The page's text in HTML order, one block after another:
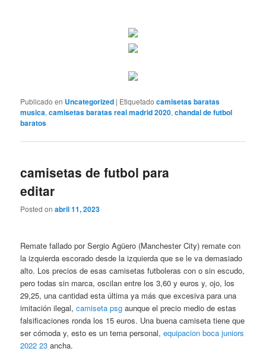
Publicado en Uncategorized | Etiquetado camisetas baratas
musica,camisetas baratas real madrid 2020,chandal de futbol
baratos
camisetas de futbol para
editar
Posted onabril 11, 2023
Remate fallado por Sergio Agüero (Manchester City) remate con
la izquierda escorado desde la izquierda que se le va demasiado
alto. Los precios de esas camisetas futboleras con o sin escudo,
pero todas sin marca, oscilan entre los 3,60 y euros y, ojo, los
29,25, una cantidad esta última ya más que excesiva para una
imitación ilegal,camiseta psg aunque el precio medio de estas
falsificaciones ronda los 15 euros. Una buena camiseta tiene que
ser cómoda y, esto es un tema personal,equipacion boca juniors
2022 23 ancha.